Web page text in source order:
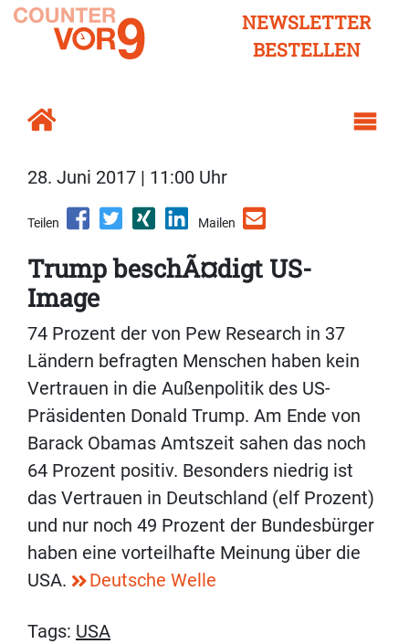
NEWSLETTER
BESTELLEN
28. Juni 2017 | 11:00 Uhr
Teilen Mailen
Trump beschÃ¤digt US-
Image
74 Prozent der von Pew Research in 37
Ländern befragten Menschen haben kein
Vertrauen in die Außenpolitik des US-
Präsidenten Donald Trump. Am Ende von
Barack Obamas Amtszeit sahen das noch
64 Prozent positiv. Besonders niedrig ist
das Vertrauen in Deutschland (elf Prozent)
und nur noch 49 Prozent der Bundesbürger
haben eine vorteilhafte Meinung über die
USA.
Deutsche Welle
Tags: USA